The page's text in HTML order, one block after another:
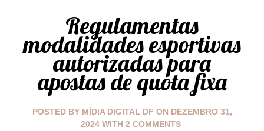
Regulamentas
modalidades esportivas
autorizadas para
apostas de quota fixa
POSTED BY MÍDIA DIGITAL DF ON DEZEMBRO 31,
2024 WITH 2 COMMENTS